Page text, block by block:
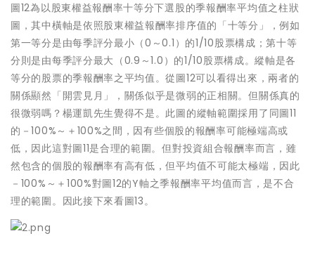
圖12為以股東權益報酬率十等分下選股的季報酬率平均值之柱狀
圖，其中橫軸是依照股東權益報酬率排序值的「十等分」，例如
第一等分是由每季評分最小（0～0.1）的1/10股票構成；第十等
分則是由每季評分最大（0.9～1.0）的1/10股票構成。縱軸是各
等分的股票的季報酬率之平均值。從圖12可以看得出來，兩者的
關係顯然「開雲見月」，關係似乎是微弱的正相關。但關係真的
很微弱嗎？楊運凱先生覺得不是。此圖的縱軸範圍採用了同圖11
的－100%～＋100%之間，因有些個股的報酬率可能極端高或
低，因此這對圖11是合理的範圍。但對投資組合報酬率而言，雖
然包含的個股的報酬率有高有低，但平均值不可能太極端，因此
－100%～＋100%對圖12的Y軸之季報酬率平均值而言，是不合
理的範圍。因此接下來看圖13。